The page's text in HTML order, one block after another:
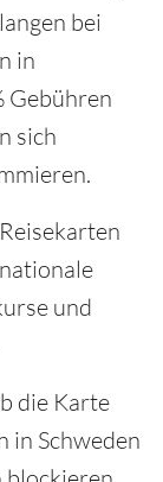
bei
in
Gebühren
sich
und
die Karte
in Schweden